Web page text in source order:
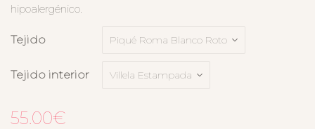
hipoalergénico.
Tejido
Tejido interior
55.00€